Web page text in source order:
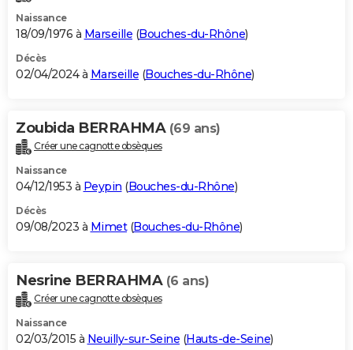
Dictionnaire
Biographies
Citations
Expressions
Proverbes
PROGRAMME TV
S'inscrire
Se connecter
Lycées
Collèges
Primaires
Universités
Entreprises
Service militaire
Avis de recherche
AVIS DE DÉCÈS
Bricolage
Lifestyle
Culture
Sport
Auto
Television
Voyage
Cinema
Naissance
18/09/1976 à Marseille (Bouches-du-Rhône)
Décès
02/04/2024 à Marseille (Bouches-du-Rhône)
Zoubida BERRAHMA (69 ans)
Créer une cagnotte obsèques
Naissance
04/12/1953 à Peypin (Bouches-du-Rhône)
Décès
09/08/2023 à Mimet(Bouches-du-Rhône)
Nesrine BERRAHMA (6 ans)
Créer une cagnotte obsèques
Naissance
02/03/2015 à Neuilly-sur-Seine (Hauts-de-Seine)